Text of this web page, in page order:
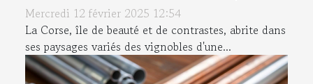
Mercredi 12 février 2025 12:54
La Corse, île de beauté et de contrastes, abrite dans
ses paysages variés des vignobles d'une...